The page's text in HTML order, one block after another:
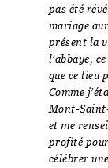
pas été
mariage
présent la
l’abbaye,
que ce lieu
Comme
Mont-
et me
profité
célébrer